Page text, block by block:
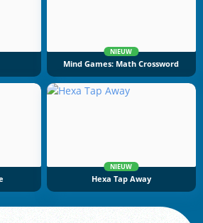
NIEUW
Mind Games: Math Crossword
NIEUW
Hexa Tap Away